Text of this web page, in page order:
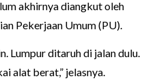
akhirnya diangkut oleh
Pekerjaan Umum (PU).
Lumpur ditaruh di jalan dulu.
alat berat,” jelasnya.